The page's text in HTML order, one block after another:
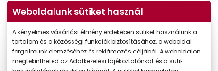
-50%
Weboldalunk sütiket használ
A kényelmes vásárlási élmény érdekében sütiket használunk a
tartalom és a közösségi funkciók biztosításához, a weboldal
forgalmunk elemzéséhez és reklámozás céljából. A weboldalon
megtekintheted az Adatkezelési tájékoztatónkat és a sütik